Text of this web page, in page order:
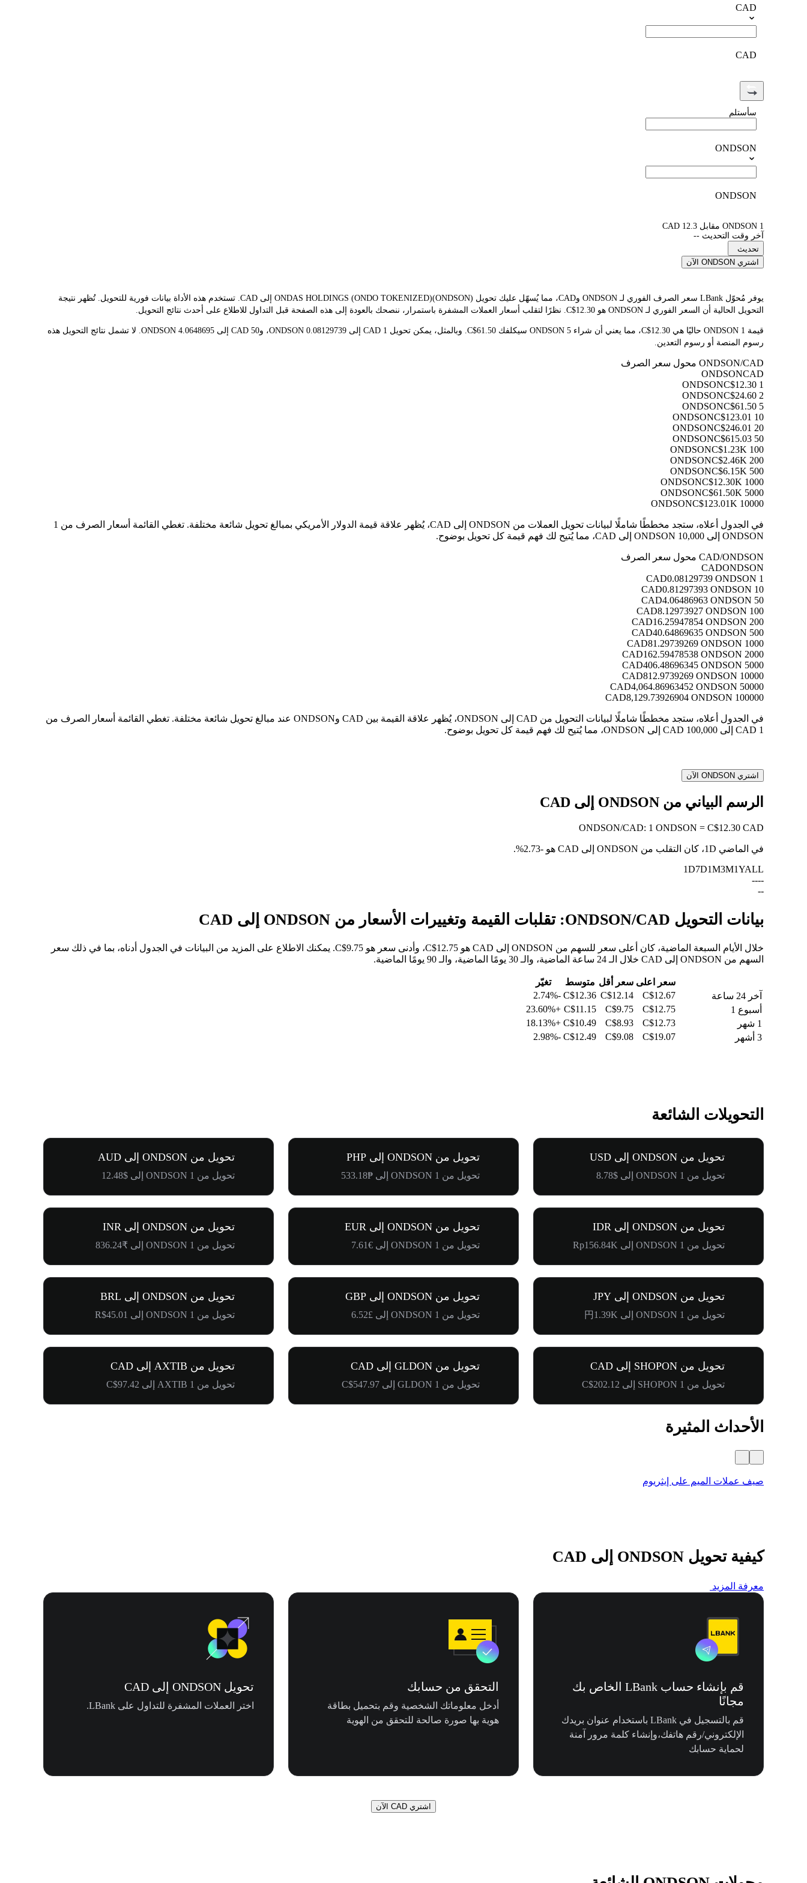
CAD
CAD
سأستلم
ONDSON
ONDSON
1 ONDSON مقابل 12.3 CAD
آخر وقت التحديث --
تحديث
اشتري ONDSON الآن
يوفر مُحوّل LBank سعر الصرف الفوري لـ ONDSON وCAD، مما يُسهّل عليك تحويل ONDAS HOLDINGS (ONDO TOKENIZED)(ONDSON) إلى CAD. تستخدم هذه الأداة بيانات فورية للتحويل. تُظهر نتيجة
التحويل الحالية أن السعر الفوري لـ ONDSON هو C$12.30. نظرًا لتقلب أسعار العملات المشفرة باستمرار، ننصحك بالعودة إلى هذه الصفحة قبل التداول للاطلاع على أحدث نتائج التحويل.
قيمة 1 ONDSON حاليًا هي C$12.30، مما يعني أن شراء 5 ONDSON سيكلفك C$61.50. وبالمثل، يمكن تحويل 1 CAD إلى 0.08129739 ONDSON، و50 CAD إلى 4.0648695 ONDSON. لا تشمل نتائج التحويل هذه
رسوم المنصة أو رسوم التعدين.
ONDSON/CAD محول سعر الصرف
ONDSONCAD
1 ONDSON
C$12.30
2 ONDSON
C$24.60
5 ONDSON
C$61.50
10 ONDSON
C$123.01
20 ONDSON
C$246.01
50 ONDSON
C$615.03
100 ONDSON
C$1.23K
200 ONDSON
C$2.46K
500 ONDSON
C$6.15K
1000 ONDSON
C$12.30K
5000 ONDSON
C$61.50K
10000 ONDSON
C$123.01K
في الجدول أعلاه، ستجد مخططًا شاملًا لبيانات تحويل العملات من ONDSON إلى CAD، يُظهر علاقة قيمة الدولار الأمريكي بمبالغ تحويل شائعة مختلفة. تغطي القائمة أسعار الصرف من 1
ONDSON إلى 10,000 ONDSON إلى CAD، مما يُتيح لك فهم قيمة كل تحويل بوضوح.
CAD/ONDSON محول سعر الصرف
CADONDSON
1 CAD
0.08129739 ONDSON
10 CAD
0.81297393 ONDSON
50 CAD
4.06486963 ONDSON
100 CAD
8.12973927 ONDSON
200 CAD
16.25947854 ONDSON
500 CAD
40.64869635 ONDSON
1000 CAD
81.29739269 ONDSON
2000 CAD
162.59478538 ONDSON
5000 CAD
406.48696345 ONDSON
10000 CAD
812.9739269 ONDSON
50000 CAD
4,064.86963452 ONDSON
100000 CAD
8,129.73926904 ONDSON
في الجدول أعلاه، ستجد مخططًا شاملًا لبيانات التحويل من CAD إلى ONDSON، يُظهر علاقة القيمة بين CAD وONDSON عند مبالغ تحويل شائعة مختلفة. تغطي القائمة أسعار الصرف من
1 CAD إلى 100,000 CAD إلى ONDSON، مما يُتيح لك فهم قيمة كل تحويل بوضوح.
اشتري ONDSON الآن
الرسم البياني من ONDSON إلى CAD
ONDSON/CAD: 1 ONDSON = C$12.30 CAD
في الماضي 1D، كان التقلب من ONDSON إلى CAD هو -2.73%
.
1D7D1M3M1YALL
--
--
--
بيانات التحويل ONDSON/CAD: تقلبات القيمة وتغييرات الأسعار من ONDSON إلى CAD
خلال الأيام السبعة الماضية، كان أعلى سعر للسهم من ONDSON إلى CAD هو C$12.75، وأدنى سعر هو C$9.75. يمكنك الاطلاع على المزيد من البيانات في الجدول أدناه، بما في ذلك سعر
السهم من ONDSON إلى CAD خلال الـ 24 ساعة الماضية، والـ 30 يومًا الماضية، والـ 90 يومًا الماضية.
سعر اعلى سعر أقل متوسط
تغيّر
آخر 24 ساعة
C$12.67
C$12.14
C$12.36
-2.74%
أسبوع 1
C$12.75
C$9.75
C$11.15
+23.60%
1 شهر
C$12.73
C$8.93
C$10.49
+18.13%
3 أشهر
C$19.07
C$9.08
C$12.49
-2.98%
التحويلات الشائعة
تحويل من ONDSON إلى USD
تحويل من 1 ONDSON إلى $8.78
تحويل من ONDSON إلى PHP
تحويل من 1 ONDSON إلى ₱533.18
تحويل من ONDSON إلى AUD
تحويل من 1 ONDSON إلى $12.48
تحويل من ONDSON إلى IDR
تحويل من 1 ONDSON إلى Rp156.84K
تحويل من ONDSON إلى EUR
تحويل من 1 ONDSON إلى €7.61
تحويل من ONDSON إلى INR
تحويل من 1 ONDSON إلى ₹836.24
تحويل من ONDSON إلى JPY
تحويل من 1 ONDSON إلى 円1.39K
تحويل من ONDSON إلى GBP
تحويل من 1 ONDSON إلى £6.52
تحويل من ONDSON إلى BRL
تحويل من 1 ONDSON إلى R$45.01
تحويل من SHOPON إلى CAD
تحويل من 1 SHOPON إلى C$202.12
تحويل من GLDON إلى CAD
تحويل من 1 GLDON إلى C$547.97
تحويل من AXTIB إلى CAD
تحويل من 1 AXTIB إلى C$97.42
الأحداث المثيرة
صيف عملات الميم على إيثريوم
كيفية تحويل ONDSON إلى CAD
معرفة المزيد
قم بإنشاء حساب LBank الخاص بك
مجانًا
قم بالتسجيل في LBank باستخدام عنوان بريدك
الإلكتروني/رقم هاتفك،وإنشاء كلمة مرور آمنة
لحماية حسابك
التحقق من حسابك
أدخل معلوماتك الشخصية وقم بتحميل بطاقة
هوية بها صورة صالحة للتحقق من الهوية
تحويل ONDSON إلى CAD
اختر العملات المشفرة للتداول على LBank.
اشتري CAD الآن